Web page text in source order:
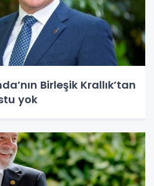
Birleşik Krallık’tan
yok